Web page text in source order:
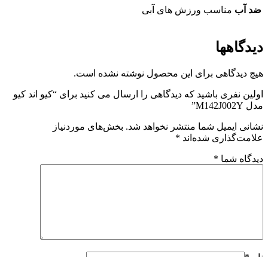
ضد آب مناسب ورزش های آبی
دیدگاهها
هیچ دیدگاهی برای این محصول نوشته نشده است.
اولین نفری باشید که دیدگاهی را ارسال می کنید برای “کیو اند کیو
مدل M142J002Y”
نشانی ایمیل شما منتشر نخواهد شد. بخش‌های موردنیاز
علامت‌گذاری شده‌اند *
دیدگاه شما *